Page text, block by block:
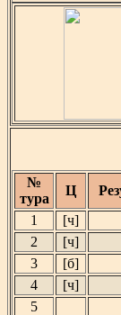
№
тура
Ц
1
[ч]
2
[ч]
3
[б]
4
[ч]
5